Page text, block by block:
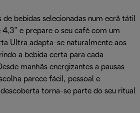
de bebidas selecionadas num ecrã tátil
e prepare o seu café com um
Ultra adapta-se naturalmente aos
a bebida certa para cada
manhãs energizantes a pausas
parece fácil, pessoal e
torna-se parte do seu ritual